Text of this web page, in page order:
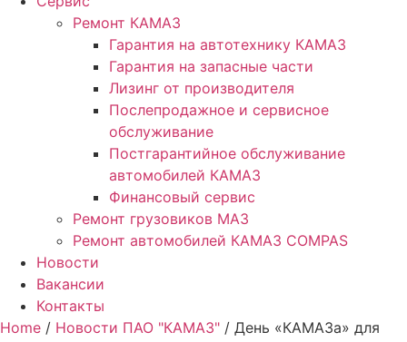
Ремонт КАМАЗ
Гарантия на автотехнику КАМАЗ
Гарантия на запасные части
Лизинг от производителя
Послепродажное и сервисное
обслуживание
Постгарантийное обслуживание
автомобилей КАМАЗ
Финансовый сервис
Ремонт грузовиков МАЗ
Ремонт автомобилей КАМАЗ COMPAS
Новости
Вакансии
Контакты
Home / Новости ПАО "КАМАЗ" / День «КАМАЗа» для